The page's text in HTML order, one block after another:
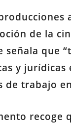
de la
que
y
de trabajo
recoge